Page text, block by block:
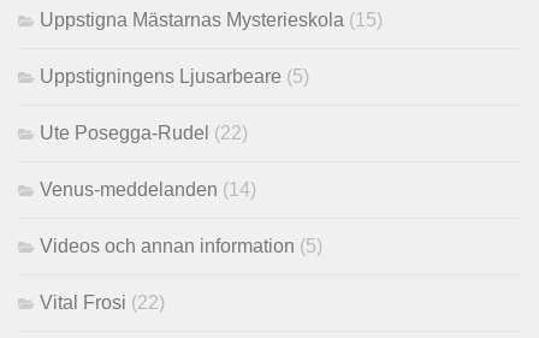
Uppstigna Mästarnas Mysterieskola (15)
Uppstigningens Ljusarbeare (5)
Ute Posegga-Rudel (22)
Venus-meddelanden (14)
Videos och annan information (5)
Vital Frosi (22)